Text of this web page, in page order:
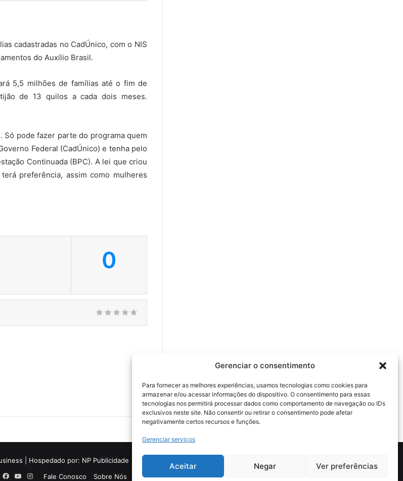
Gerenciar o consentimento
Para fornecer as melhores experiências, usamos tecnologias como cookies para
armazenar e/ou acessar informações do dispositivo. O consentimento para essas
tecnologias nos permitirá processar dados como comportamento de navegação ou IDs
exclusivos neste site. Não consentir ou retirar o consentimento pode afetar
negativamente certos recursos e funções.
Gerenciar serviços
Aceitar Negar Ver preferências
cadastradas no CadÚnico, com o NIS
do Auxílio Brasil.
5,5 milhões de famílias até o fim de
de 13 quilos a cada dois meses.
Só pode fazer parte do programa quem
Federal (CadÚnico) e tenha pelo
Continuada (BPC). A lei que criou
preferência, assim como mulheres
0
| Hospedado por: NP Publicidade
Fale Conosco
Sobre Nós Equipe Política de Segurança e Privacidade
Facebook
YouTube
Instagram